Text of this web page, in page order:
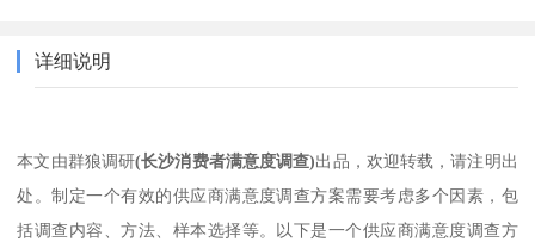
详细说明
本文由群狼调研(长沙消费者满意度调查)出品，欢迎转载，请注明出
处。制定一个有效的供应商满意度调查方案需要考虑多个因素，包
括调查内容、方法、样本选择等。以下是一个供应商满意度调查方